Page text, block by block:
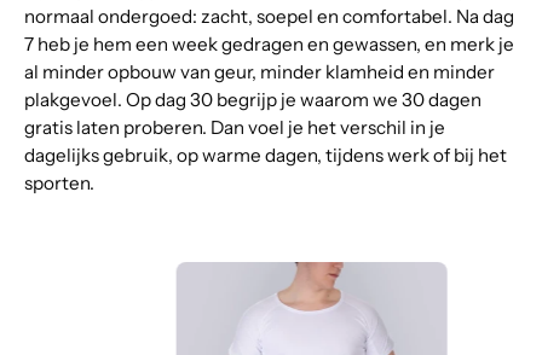
normaal ondergoed: zacht, soepel en comfortabel. Na dag
7 heb je hem een week gedragen en gewassen, en merk je
al minder opbouw van geur, minder klamheid en minder
plakgevoel. Op dag 30 begrijp je waarom we 30 dagen
gratis laten proberen. Dan voel je het verschil in je
dagelijks gebruik, op warme dagen, tijdens werk of bij het
sporten.